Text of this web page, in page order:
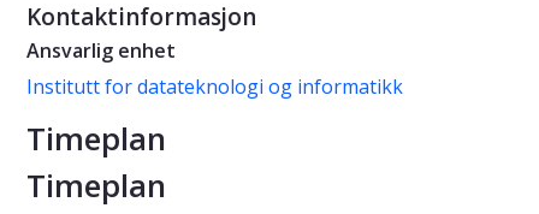
Kontaktinformasjon
Ansvarlig enhet
Institutt for datateknologi og informatikk
Timeplan
Timeplan